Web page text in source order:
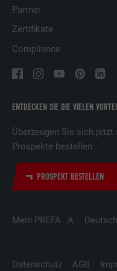
ENTDECKEN SIE DIE VIELEN
Überzeugen Sie sich
Prospekte bestellen.
PROSPEKT BESTELLEN
Partner
Zertifikate
Compliance
Mein PREFA
Datenschutz AGB